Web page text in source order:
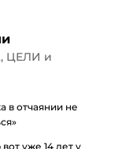
, ЦЕЛИ и
в отчаянии не
уже 14 лет у